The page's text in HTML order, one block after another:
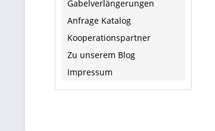
Gabelverlängerungen
Anfrage Katalog
Kooperationspartner
Zu unserem Blog
Impressum